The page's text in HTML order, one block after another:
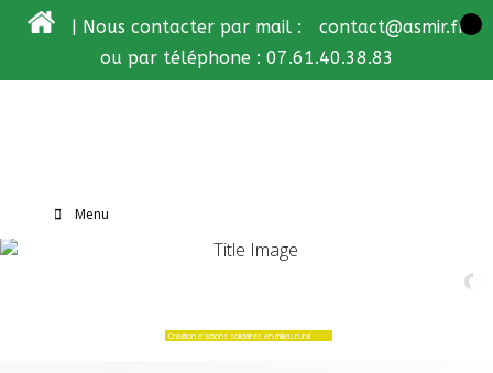
Menu
Création d'actions solidaires en milieu rural
| Nous contacter par mail :
contact@asmir.fr
ou par téléphone : 07.61.40.38.83